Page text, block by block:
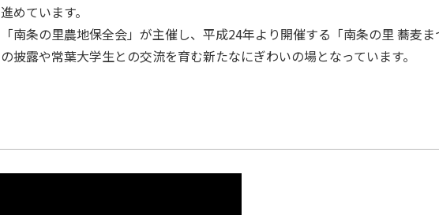
進めています。
「南条の里農地保全会」が主催し、平成24年より開催する「南条の里 蕎麦
の披露や常葉大学生との交流を育む新たなにぎわいの場となっています。